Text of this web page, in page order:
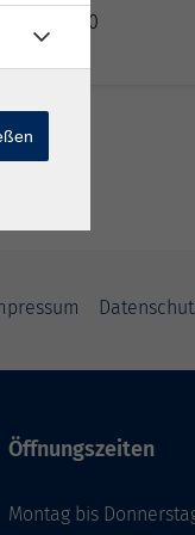
10:00
Öffnungszeiten
Montag bis